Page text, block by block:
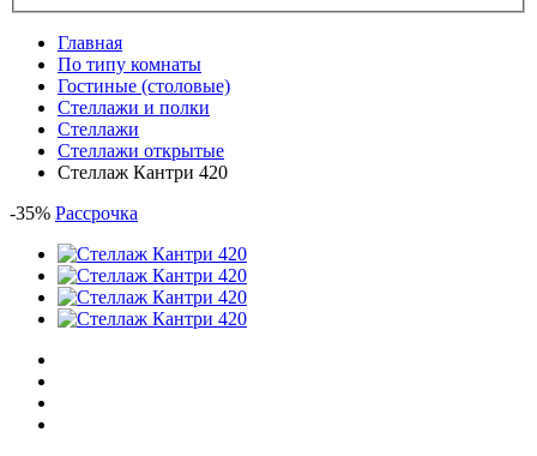
Главная
По типу комнаты
Гостиные (столовые)
Стеллажи и полки
Стеллажи
Стеллажи открытые
Стеллаж Кантри 420
-35% Рассрочка